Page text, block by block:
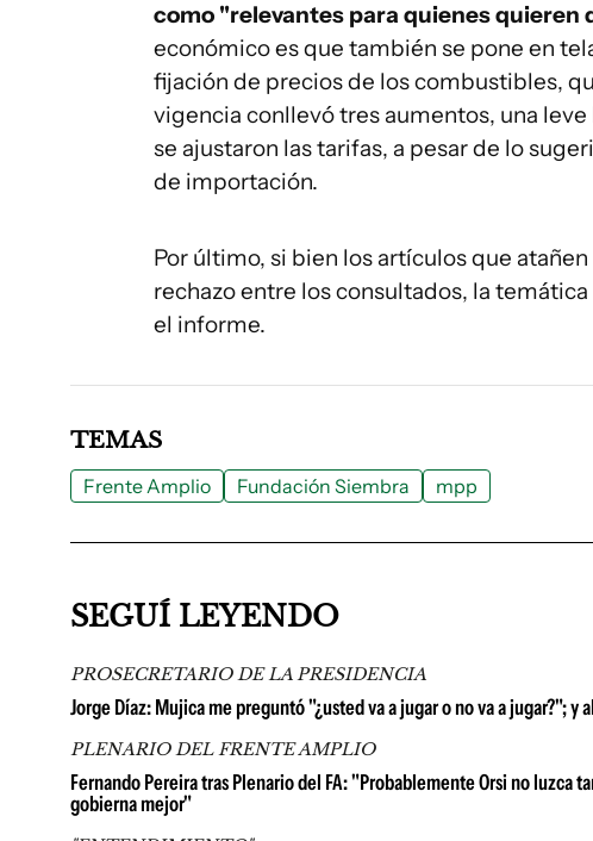
como "relevantes para quienes quieren
económico es que también se pone en
fijación de precios de los combustibles,
vigencia conllevó tres aumentos, una
se ajustaron las tarifas, a pesar de lo
de importación.
Por último, si bien los artículos que
rechazo entre los consultados, la
el informe.
TEMAS
Frente Amplio Fundación Siembra mpp
SEGUÍ LEYENDO
PROSECRETARIO DE LA PRESIDENCIA
Jorge Díaz: Mujica me preguntó "¿usted va a jugar o no va a jugar?"; y
PLENARIO DEL FRENTE AMPLIO
Fernando Pereira tras Plenario del FA: "Probablemente Orsi no luzca
gobierna mejor"